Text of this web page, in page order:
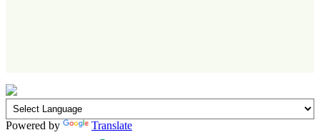
Powered by Translate